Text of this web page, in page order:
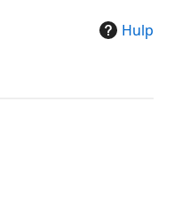
Hulp